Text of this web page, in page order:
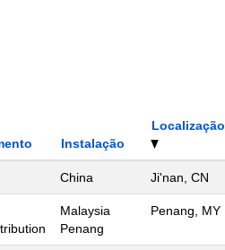
Instalação
Localização
China Ji'nan, CN
Malaysia
Penang
Penang, MY